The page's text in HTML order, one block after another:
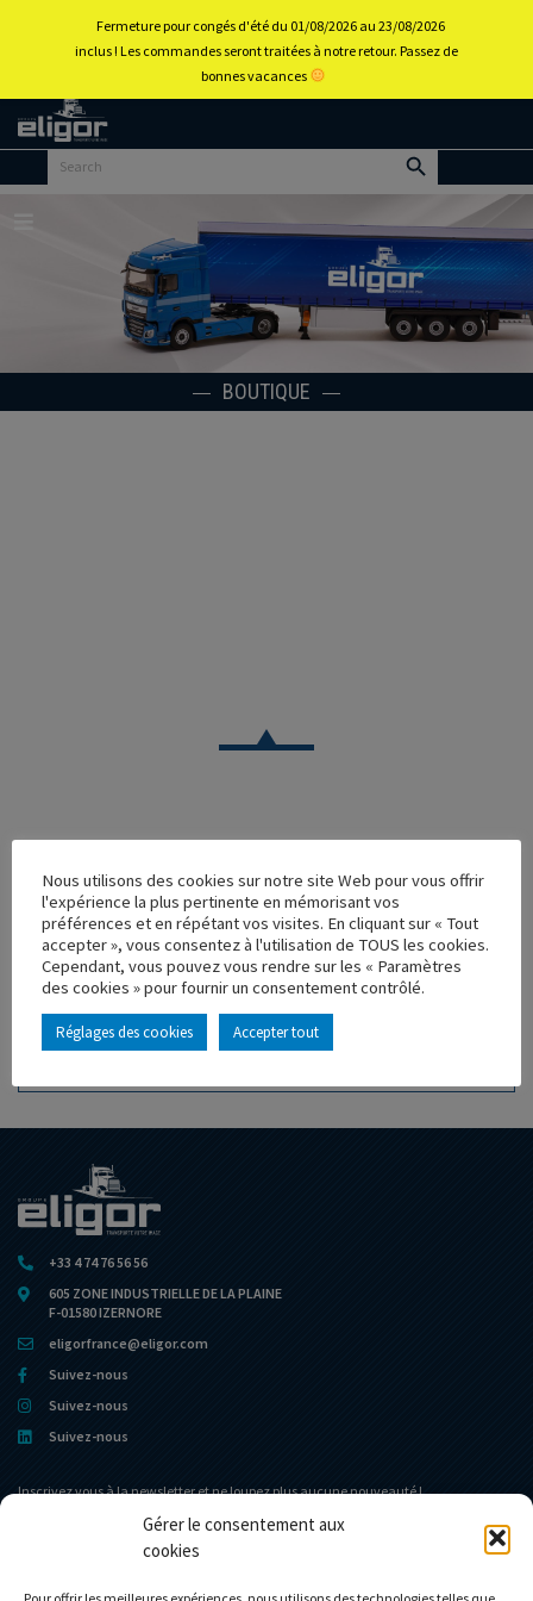
Gérer le consentement aux
cookies
Retour
BOUTIQUE
DAF XF EURO 6 SPACE CAB SALESKY RHONE ALPES
SEMI CHEREAU MARTINET
Réf. : 115953
Rupture de stock
Caractéristique principales :
+33 4 74 76 56 56
605 ZONE INDUSTRIELLE DE LA PLAINE
F-01580 IZERNORE
eligorfrance@eligor.com
Suivez-nous
Suivez-nous
Suivez-nous
Inscrivez vous à la newsletter et ne loupez plus aucune nouveauté !
Nous utilisons des cookies sur notre site Web pour vous offrir
l'expérience la plus pertinente en mémorisant vos
préférences et en répétant vos visites. En cliquant sur « Tout
accepter », vous consentez à l'utilisation de TOUS les cookies.
Cependant, vous pouvez vous rendre sur les « Paramètres
des cookies » pour fournir un consentement contrôlé.
Réglages des cookies Accepter tout
Fermeture pour congés d'été du 01/08/2026 au 23/08/2026
inclus ! Les commandes seront traitées à notre retour. Passez de
bonnes vacances